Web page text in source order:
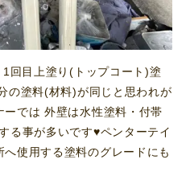
回目上塗り(トップコート)塗
の塗料(材料)が同じと思われが
では 外壁は水性塗料・付帯
る事が多いです♥️ペンターテイ
使用する塗料のグレードにも